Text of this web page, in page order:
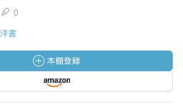
0
書